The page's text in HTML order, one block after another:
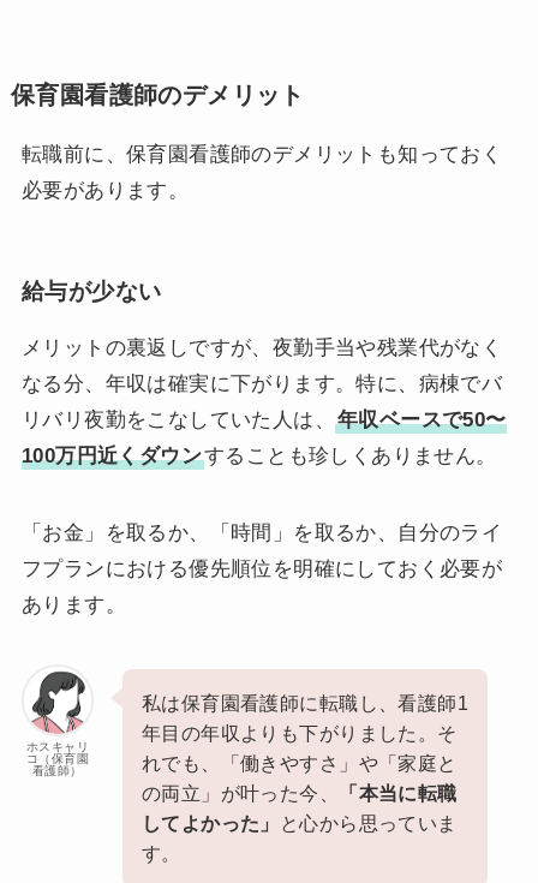
保育園看護師のデメリット
転職前に、保育園看護師のデメリットも知っておく
必要があります。
給与が少ない
メリットの裏返しですが、夜勤手当や残業代がなく
なる分、年収は確実に下がります。特に、病棟でバ
リバリ夜勤をこなしていた人は、
年収ベースで50〜
100万円近くダウンすることも珍しくありません。
「お金」を取るか、「時間」を取るか、自分のライ
フプランにおける優先順位を明確にしておく必要が
あります。
ホスキャリ
コ（保育園
看護師）
私は保育園看護師に転職し、看護師1
年目の年収よりも下がりました。そ
れでも、「働きやすさ」や「家庭と
の両立」が叶った今、
「本当に転職
してよかった」
と心から思っていま
す。